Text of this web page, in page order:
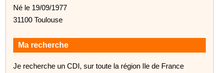
Né le 19/09/1977
31100 Toulouse
Ma recherche
Je recherche un CDI, sur toute la région Ile de France